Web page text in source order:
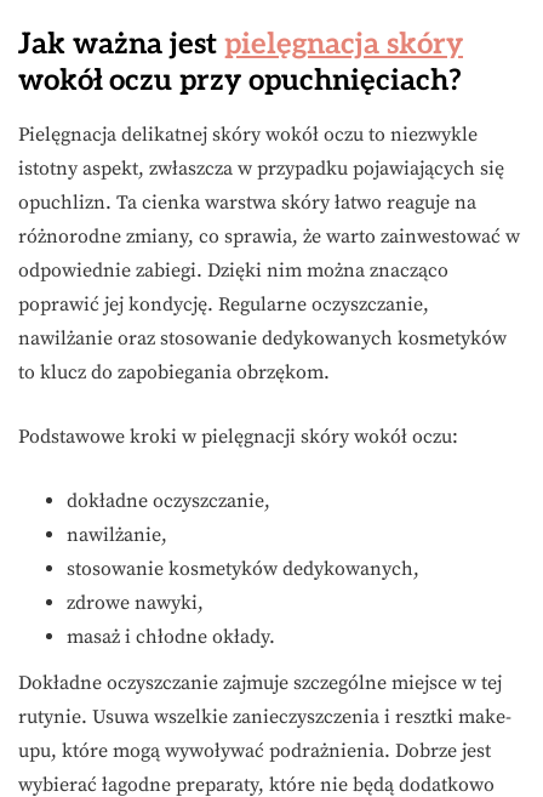
Jak ważna jest pielęgnacja skóry
wokół oczu przy opuchnięciach?
Pielęgnacja delikatnej skóry wokół oczu to niezwykle
istotny aspekt, zwłaszcza w przypadku pojawiających się
opuchlizn. Ta cienka warstwa skóry łatwo reaguje na
różnorodne zmiany, co sprawia, że warto zainwestować w
odpowiednie zabiegi. Dzięki nim można znacząco
poprawić jej kondycję. Regularne oczyszczanie,
nawilżanie oraz stosowanie dedykowanych kosmetyków
to klucz do zapobiegania obrzękom.
Podstawowe kroki w pielęgnacji skóry wokół oczu:
dokładne oczyszczanie,
nawilżanie,
stosowanie kosmetyków dedykowanych,
zdrowe nawyki,
masaż i chłodne okłady.
Dokładne oczyszczanie zajmuje szczególne miejsce w tej
rutynie. Usuwa wszelkie zanieczyszczenia i resztki make-
upu, które mogą wywoływać podrażnienia. Dobrze jest
wybierać łagodne preparaty, które nie będą dodatkowo